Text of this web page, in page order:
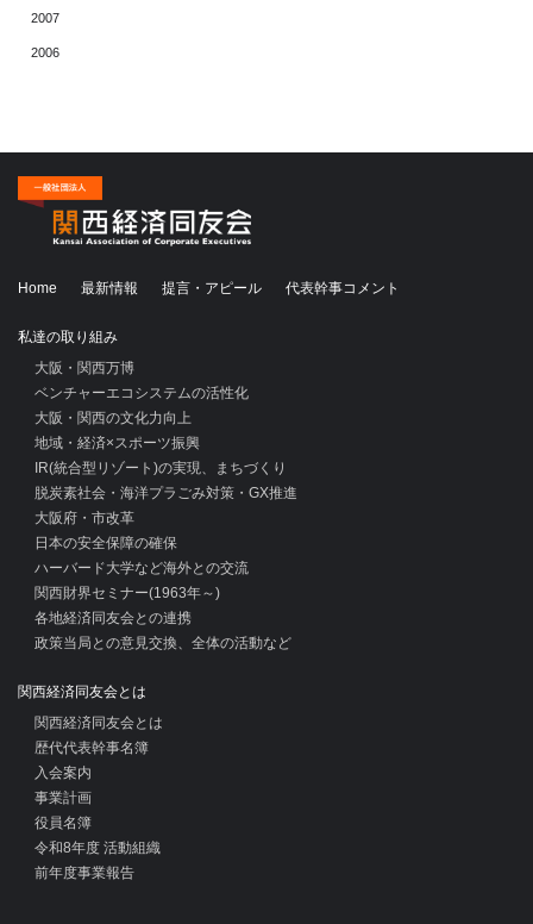
2007
2006
Home 最新情報 提言・アピール 代表幹事コメント
私達の取り組み
大阪・関西万博
ベンチャーエコシステムの活性化
大阪・関西の文化力向上
地域・経済×スポーツ振興
IR(統合型リゾート)の実現、まちづくり
脱炭素社会・海洋プラごみ対策・GX推進
大阪府・市改革
日本の安全保障の確保
ハーバード大学など海外との交流
関西財界セミナー(1963年～)
各地経済同友会との連携
政策当局との意見交換、全体の活動など
関西経済同友会とは
関西経済同友会とは
歴代代表幹事名簿
入会案内
事業計画
役員名簿
令和8年度 活動組織
前年度事業報告